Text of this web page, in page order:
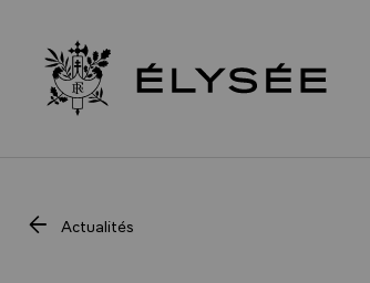
Retour à l’accueil Élysée
Actualités